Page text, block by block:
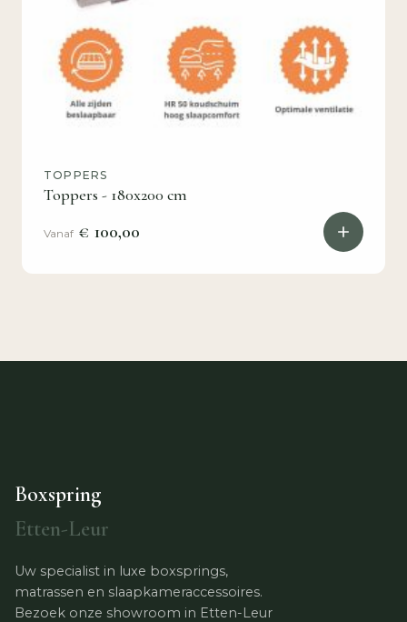
TOPPERS
Toppers - 180x200 cm
Vanaf € 100,00
Boxspring
Etten-Leur
Uw specialist in luxe boxsprings,
matrassen en slaapkameraccessoires.
Bezoek onze showroom in Etten-Leur